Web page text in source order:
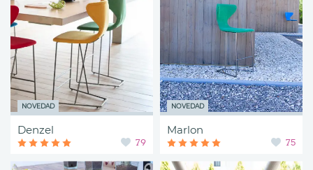
NOVEDAD
Denzel
79
NOVEDAD
Marlon
75